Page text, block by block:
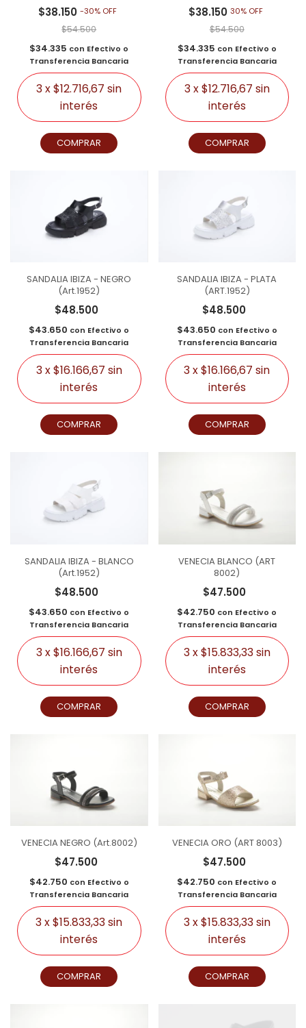
$38.150-30% OFF
$54.500
$34.335 con Efectivo o
Transferencia Bancaria
3x$12.716,67 sin
interés
COMPRAR
$38.150 30% OFF
$54.500
$34.335 con Efectivo o
Transferencia Bancaria
3x$12.716,67 sin
interés
COMPRAR
SANDALIA IBIZA - NEGRO
(Art.1952)
$48.500
$43.650 con Efectivo o
Transferencia Bancaria
3x$16.166,67 sin
interés
COMPRAR
SANDALIA IBIZA - PLATA
(ART.1952)
$48.500
$43.650 con Efectivo o
Transferencia Bancaria
3x$16.166,67 sin
interés
COMPRAR
SANDALIA IBIZA - BLANCO
(Art.1952)
$48.500
$43.650 con Efectivo o
Transferencia Bancaria
3x$16.166,67 sin
interés
COMPRAR
VENECIA BLANCO (ART
8002)
$47.500
$42.750 con Efectivo o
Transferencia Bancaria
3x$15.833,33sin
interés
COMPRAR
VENECIA NEGRO (Art.8002)
$47.500
$42.750 con Efectivo o
Transferencia Bancaria
3x$15.833,33sin
interés
COMPRAR
VENECIA ORO (ART 8003)
$47.500
$42.750 con Efectivo o
Transferencia Bancaria
3x$15.833,33sin
interés
COMPRAR